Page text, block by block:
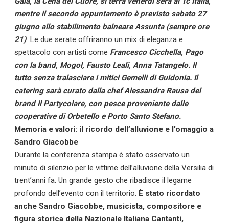
Calciomercato
Serie A
Serie B
CLASSIFICA SERIE B
Contatti
mentre il secondo appuntamento è previsto sabato 27
giugno allo stabilimento balneare Assunta (sempre ore
21). Le due serate offriranno un mix di eleganza e
spettacolo con artisti come Francesco Cicchella, Pago
con la band, Mogol, Fausto Leali, Anna Tatangelo. Il
tutto senza tralasciare i mitici Gemelli di Guidonia. Il
catering sarà curato dalla chef Alessandra Rausa del
brand Il Partycolare, con pesce proveniente dalle
cooperative di Orbetello e Porto Santo Stefano.
Memoria e valori: il ricordo dell’alluvione e l’omaggio a
Sandro Giacobbe
Durante la conferenza stampa è stato osservato un
minuto di silenzio per le vittime dell’alluvione della Versilia di
trent’anni fa. Un grande gesto che ribadisce il legame
profondo dell’evento con il territorio. È stato ricordato
anche Sandro Giacobbe, musicista, compositore e
figura storica della Nazionale Italiana Cantanti,